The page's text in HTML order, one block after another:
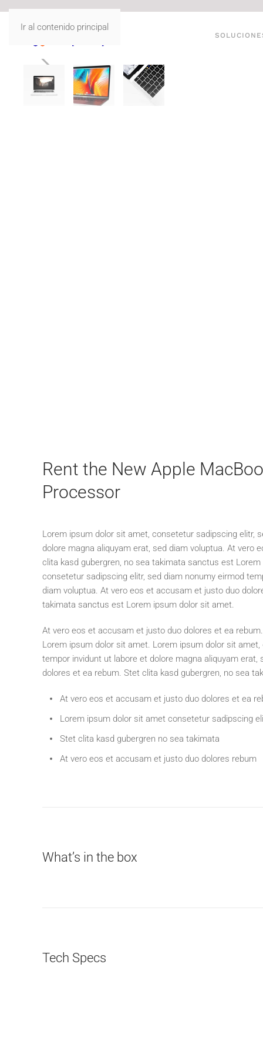
Ir al contenido principal
Rent the New Apple
Processor
Lorem ipsum dolor sit amet, consetetur sadipscing elitr,
dolore magna aliquyam erat, sed diam voluptua. At
clita kasd gubergren, no sea takimata sanctus est
consetetur sadipscing elitr, sed diam nonumy eirmod
diam voluptua. At vero eos et accusam et justo duo
takimata sanctus est Lorem ipsum dolor sit amet.
At vero eos et accusam et justo duo dolores et ea
Lorem ipsum dolor sit amet. Lorem ipsum dolor sit
tempor invidunt ut labore et dolore magna aliquyam
dolores et ea rebum. Stet clita kasd gubergren, no sea
At vero eos et accusam et justo duo dolores et ea
Lorem ipsum dolor sit amet consetetur sadipscing
Stet clita kasd gubergren no sea takimata
At vero eos et accusam et justo duo dolores rebum
What’s in the box
Tech Specs